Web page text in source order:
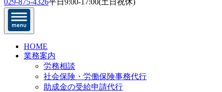
HOME
業務案内
労務相談
社会保険・労働保険事務代行
助成金の受給申請代行